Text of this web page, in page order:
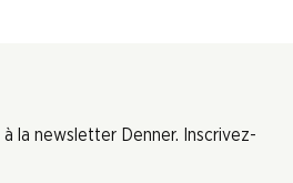
la newsletter Denner. Inscrivez-